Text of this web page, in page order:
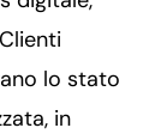
lo stato
in